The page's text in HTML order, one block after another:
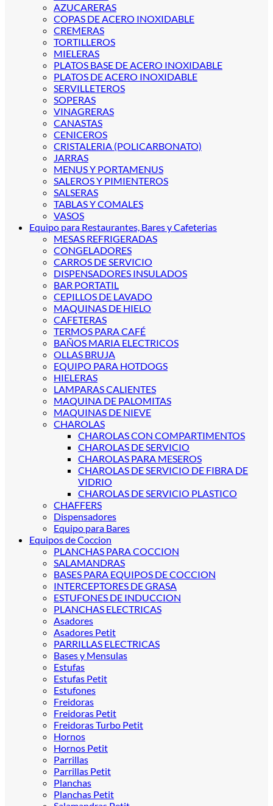
AZUCARERAS
COPAS DE ACERO INOXIDABLE
CREMERAS
TORTILLEROS
MIELERAS
PLATOS BASE DE ACERO INOXIDABLE
PLATOS DE ACERO INOXIDABLE
SERVILLETEROS
SOPERAS
VINAGRERAS
CANASTAS
CENICEROS
CRISTALERIA (POLICARBONATO)
JARRAS
MENUS Y PORTAMENUS
SALEROS Y PIMIENTEROS
SALSERAS
TABLAS Y COMALES
VASOS
Equipo para Restaurantes, Bares y Cafeterias
MESAS REFRIGERADAS
CONGELADORES
CARROS DE SERVICIO
DISPENSADORES INSULADOS
BAR PORTATIL
CEPILLOS DE LAVADO
MAQUINAS DE HIELO
CAFETERAS
TERMOS PARA CAFÉ
BAÑOS MARIA ELECTRICOS
OLLAS BRUJA
EQUIPO PARA HOTDOGS
HIELERAS
LAMPARAS CALIENTES
MAQUINA DE PALOMITAS
MAQUINAS DE NIEVE
CHAROLAS
CHAROLAS CON COMPARTIMENTOS
CHAROLAS DE SERVICIO
CHAROLAS PARA MESEROS
CHAROLAS DE SERVICIO DE FIBRA DE
VIDRIO
CHAROLAS DE SERVICIO PLASTICO
CHAFFERS
Dispensadores
Equipo para Bares
Equipos de Coccion
PLANCHAS PARA COCCION
SALAMANDRAS
BASES PARA EQUIPOS DE COCCION
INTERCEPTORES DE GRASA
ESTUFONES DE INDUCCION
PLANCHAS ELECTRICAS
Asadores
Asadores Petit
PARRILLAS ELECTRICAS
Bases y Mensulas
Estufas
Estufas Petit
Estufones
Freidoras
Freidoras Petit
Freidoras Turbo Petit
Hornos
Hornos Petit
Parrillas
Parrillas Petit
Planchas
Planchas Petit